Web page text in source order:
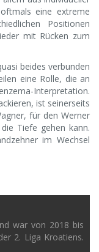
eine extreme
Positionen
mit Rücken zum
beides verbunden
eine Rolle, die an
Interpretation.
ist seinerseits
für den Werner
Tiefe gehen kann.
im Wechsel
war von 2018 bis
2. Liga Kroatiens.